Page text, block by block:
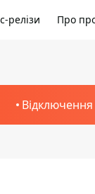
релізи Про
Відключення